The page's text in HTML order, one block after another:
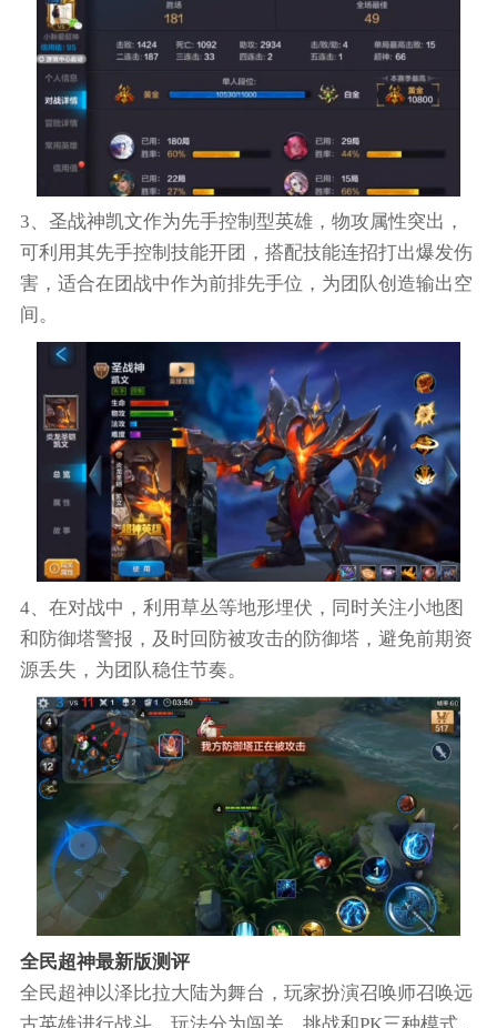
3、圣战神凯文作为先手控制型英雄，物攻属性突出，
可利用其先手控制技能开团，搭配技能连招打出爆发伤
害，适合在团战中作为前排先手位，为团队创造输出空
间。
4、在对战中，利用草丛等地形埋伏，同时关注小地图
和防御塔警报，及时回防被攻击的防御塔，避免前期资
源丢失，为团队稳住节奏。
全民超神最新版测评
全民超神以泽比拉大陆为舞台，玩家扮演召唤师召唤远